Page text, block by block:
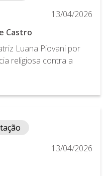
13/04/2026
Castro
Luana Piovani por
religiosa contra a
13/04/2026